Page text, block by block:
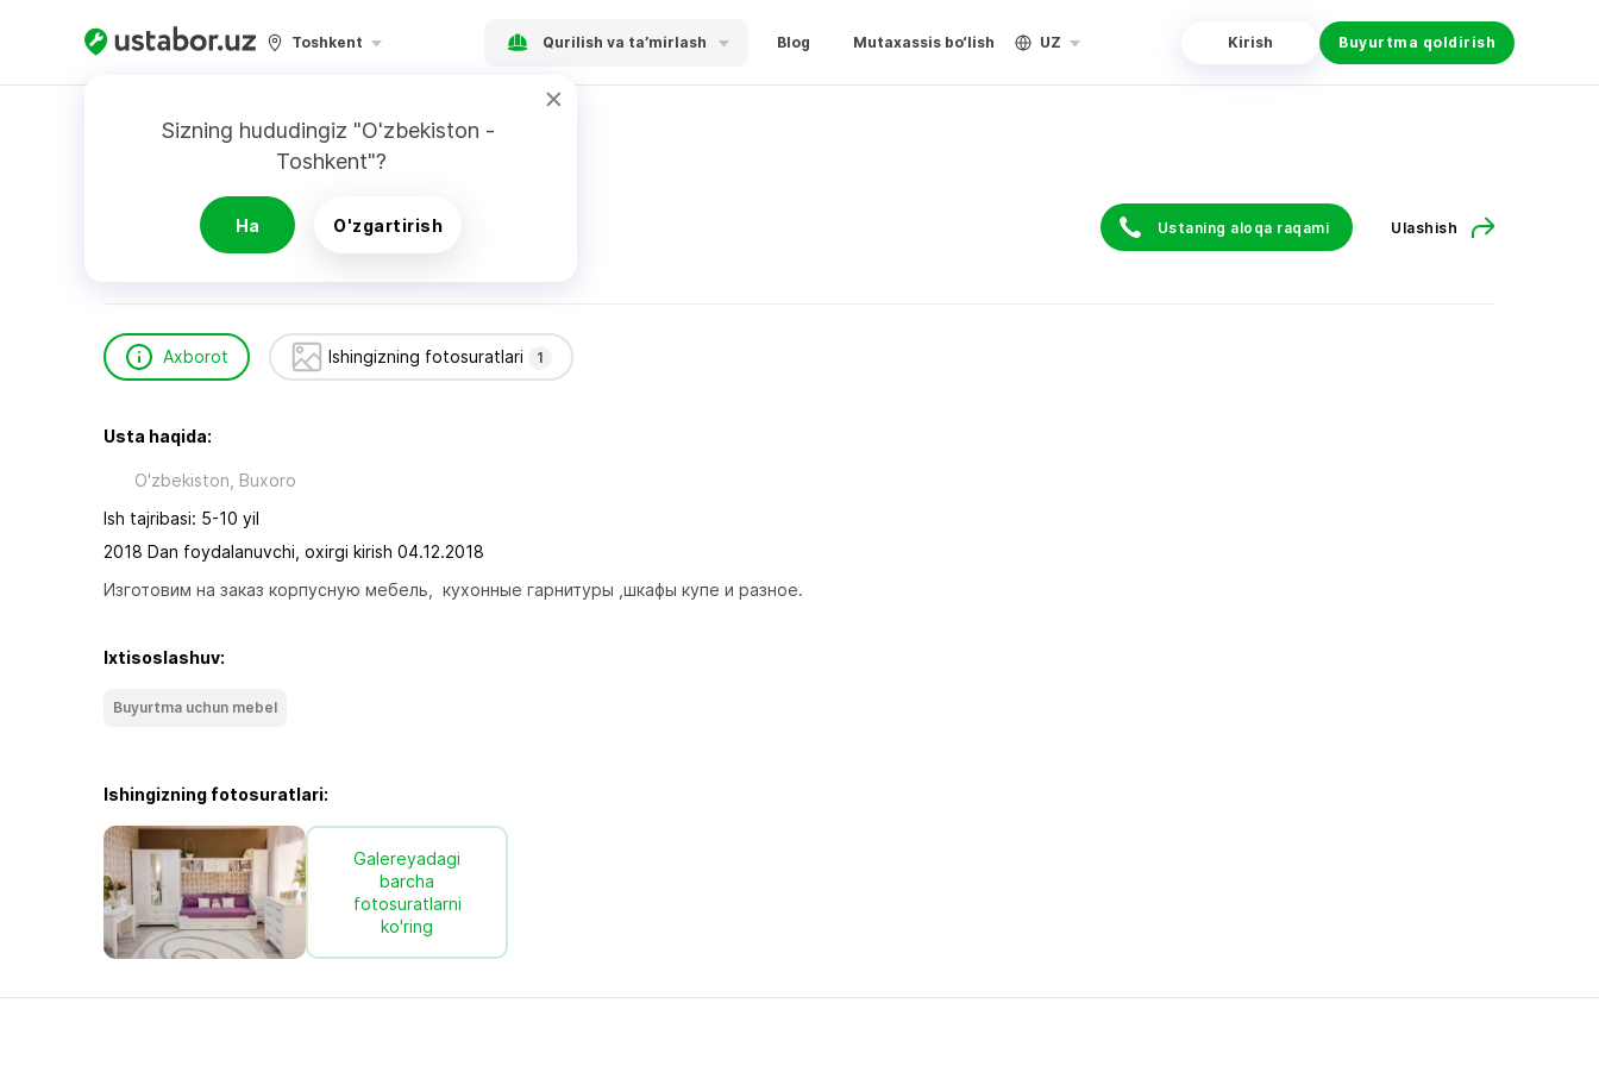
Toshkent Qurilish va ta’mirlash Blog Mutaxassis bo‘lish UZ Kirish Buyurtma qoldirish
Sizning hududingiz "O'zbekiston -
Toshkent"?
Ha O'zgartirish
Bosh sahifa Qurilish va ta’mirlash
Ustaning aloqa raqami Ulashish
Axborot Ishingizning fotosuratlari 1
Usta haqida:
O'zbekiston, Buxoro
Ish tajribasi: 5-10 yil
2018 Dan foydalanuvchi, oxirgi kirish 04.12.2018
Изготовим на заказ корпусную мебель,  кухонные гарнитуры ,шкафы купе и разное.
Ixtisoslashuv:
Buyurtma uchun mebel
Ishingizning fotosuratlari:
Galereyadagi
barcha
fotosuratlarni
ko'ring